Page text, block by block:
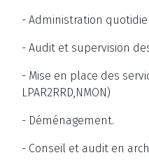
- Administration
- Audit et supervision
- Mise en place des
LPAR2RRD,NMON)
- Déménagement.
- Conseil et audit en